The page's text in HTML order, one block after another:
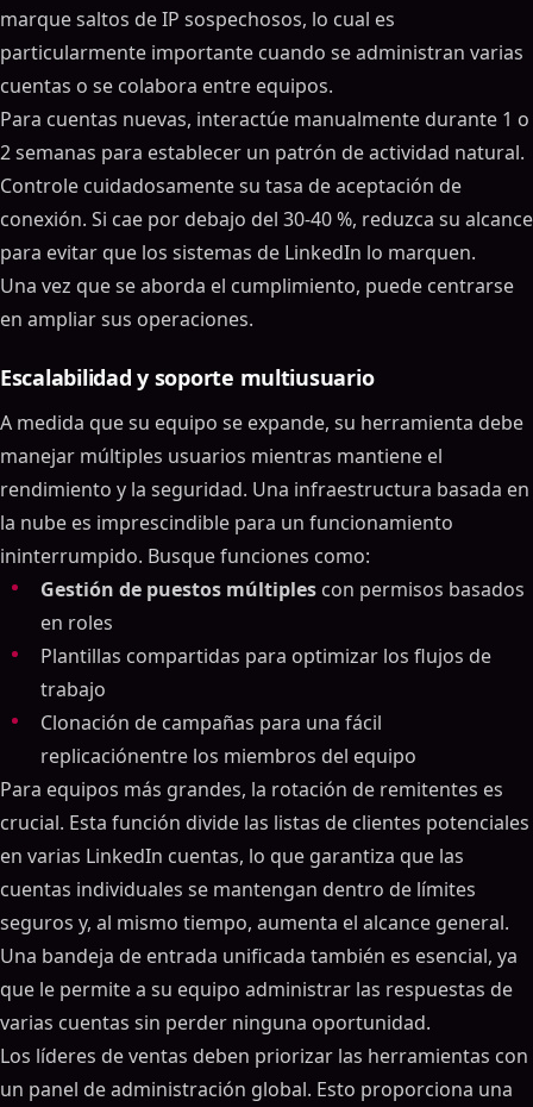
marque saltos de IP sospechosos, lo cual es
particularmente importante cuando se administran varias
cuentas o se colabora entre equipos.
Para cuentas nuevas, interactúe manualmente durante 1 o
2 semanas para establecer un patrón de actividad natural.
Controle cuidadosamente su tasa de aceptación de
conexión. Si cae por debajo del 30-40 %, reduzca su alcance
para evitar que los sistemas de LinkedIn lo marquen.
Una vez que se aborda el cumplimiento, puede centrarse
en ampliar sus operaciones.
Escalabilidad y soporte multiusuario
A medida que su equipo se expande, su herramienta debe
manejar múltiples usuarios mientras mantiene el
rendimiento y la seguridad. Una infraestructura basada en
la nube es imprescindible para un funcionamiento
ininterrumpido. Busque funciones como:
Gestión de puestos múltiples con permisos basados
en roles
Plantillas compartidas para optimizar los flujos de
trabajo
Clonación de campañas para una fácil
replicaciónentre los miembros del equipo
Para equipos más grandes, la rotación de remitentes es
crucial. Esta función divide las listas de clientes potenciales
en varias LinkedIn cuentas, lo que garantiza que las
cuentas individuales se mantengan dentro de límites
seguros y, al mismo tiempo, aumenta el alcance general.
Una bandeja de entrada unificada también es esencial, ya
que le permite a su equipo administrar las respuestas de
varias cuentas sin perder ninguna oportunidad.
Los líderes de ventas deben priorizar las herramientas con
un panel de administración global. Esto proporciona una